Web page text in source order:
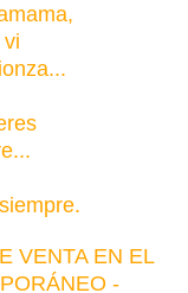
VENTA EN EL
-